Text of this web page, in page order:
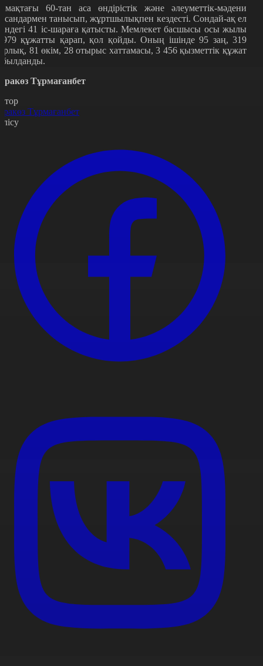
60-тан аса өндірістік және әлеуметтік-мәдени
танысып, жұртшылықпен кездесті. Сондай-ақ ел
41 іс-шараға қатысты. Мемлекет басшысы осы жылы
құжатты қарап, қол қойды. Оның ішінде 95 заң, 319
81 өкім, 28 отырыс хаттамасы, 3 456 қызметтік құжат
Тұрмағанбет
Тұрмағанбет